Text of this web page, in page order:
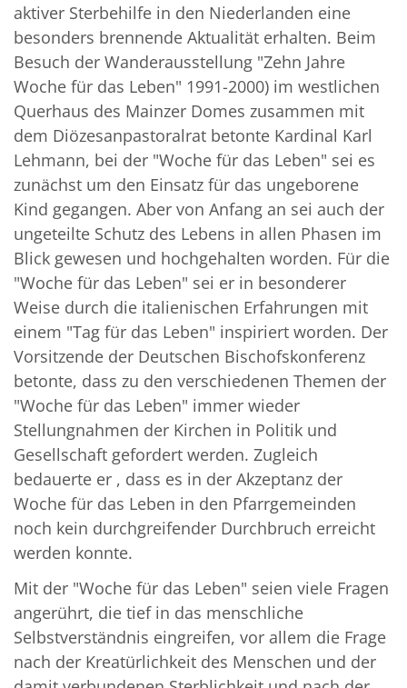
aktiver Sterbehilfe in den Niederlanden eine
besonders brennende Aktualität erhalten. Beim
Besuch der Wanderausstellung "Zehn Jahre
Woche für das Leben" 1991-2000) im westlichen
Querhaus des Mainzer Domes zusammen mit
dem Diözesanpastoralrat betonte Kardinal Karl
Lehmann, bei der "Woche für das Leben" sei es
zunächst um den Einsatz für das ungeborene
Kind gegangen. Aber von Anfang an sei auch der
ungeteilte Schutz des Lebens in allen Phasen im
Blick gewesen und hochgehalten worden. Für die
"Woche für das Leben" sei er in besonderer
Weise durch die italienischen Erfahrungen mit
einem "Tag für das Leben" inspiriert worden. Der
Vorsitzende der Deutschen Bischofskonferenz
betonte, dass zu den verschiedenen Themen der
"Woche für das Leben" immer wieder
Stellungnahmen der Kirchen in Politik und
Gesellschaft gefordert werden. Zugleich
bedauerte er , dass es in der Akzeptanz der
Woche für das Leben in den Pfarrgemeinden
noch kein durchgreifender Durchbruch erreicht
werden konnte.
Mit der "Woche für das Leben" seien viele Fragen
angerührt, die tief in das menschliche
Selbstverständnis eingreifen, vor allem die Frage
nach der Kreatürlichkeit des Menschen und der